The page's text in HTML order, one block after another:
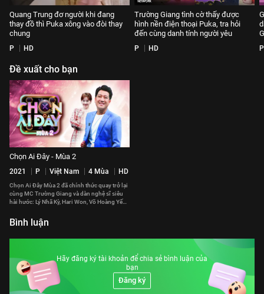
Quang Trung đơ người khi đang
thay đồ thì Puka xông vào đòi thay
chung
P HD
Trường Giang tình cờ thấy được
hình nền điện thoại Puka, tra hỏi
đến cùng danh tính người yêu
P HD P
Đề xuất cho bạn
Chọn Ai Đây - Mùa 2
2021 P Việt Nam 4 Mùa HD
Chọn Ai Đây Mùa 2 đã chính thức quay trở lại
cùng MC Trường Giang và dàn nghệ sĩ siêu
hài hước: Lý Nhã Kỳ, Hari Won, Võ Hoàng Yến,
Hoàng Rapper, Will, Mạc Văn Khoa
Bình luận
Hãy đăng ký tài khoản để chia sẻ bình luận của
bạn
Đăng ký